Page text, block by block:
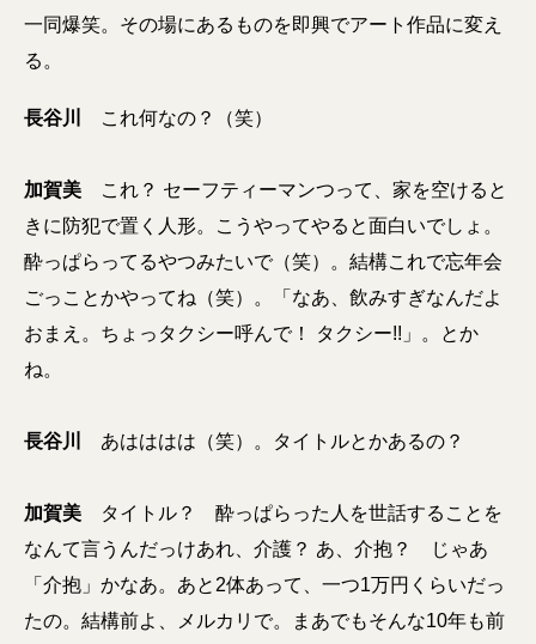
一同爆笑。その場にあるものを即興でアート作品に変え
る。
長谷川 これ何なの？（笑）
加賀美 これ？ セーフティーマンつって、家を空けると
きに防犯で置く人形。こうやってやると面白いでしょ。
酔っぱらってるやつみたいで（笑）。結構これで忘年会
ごっことかやってね（笑）。「なあ、飲みすぎなんだよ
おまえ。ちょっタクシー呼んで！ タクシー!!」。とか
ね。
長谷川 あはははは（笑）。タイトルとかあるの？
加賀美 タイトル？ 酔っぱらった人を世話することを
なんて言うんだっけあれ、介護？ あ、介抱？ じゃあ
「介抱」かなあ。あと2体あって、一つ1万円くらいだっ
たの。結構前よ、メルカリで。まあでもそんな10年も前